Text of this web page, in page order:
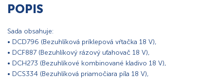
POPIS
Sada obsahuje:
• DCD796 (Bezuhlíková príklepová vŕtačka 18 V),
• DCF887 (Bezuhlíkový rázový uťahovač 18 V),
• DCH273 (Bezuhlíkové kombinované kladivo 18 V),
• DCS334 (Bezuhlíková priamočiara píla 18 V),